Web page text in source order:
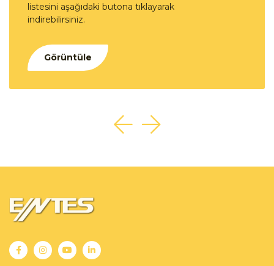
listesini aşağıdaki butona tıklayarak
indirebilirsiniz.
Görüntüle